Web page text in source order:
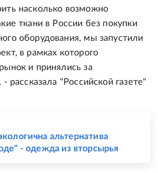
насколько возможно
ткани в России без покупки
оборудования, мы запустили
в рамках которого
и принялись за
рассказала "Российской газете"
альтернатива
- одежда из вторсырья